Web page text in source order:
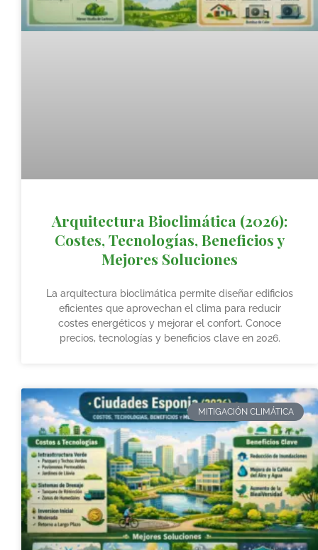
Arquitectura Bioclimática (2026):
Costes, Tecnologías, Beneficios y
Mejores Soluciones
La arquitectura bioclimática permite diseñar edificios
eficientes que aprovechan el clima para reducir
costes energéticos y mejorar el confort. Conoce
precios, tecnologías y beneficios clave en 2026.
MITIGACIÓN CLIMÁTICA